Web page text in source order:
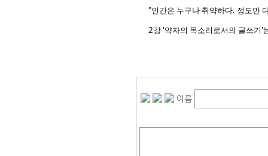
"인간은 누구나 취약하다. 정도만
2강 '약자의 목소리로서의 글쓰기
이름